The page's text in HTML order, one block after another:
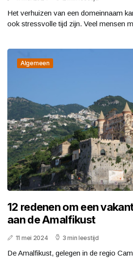
Het verhuizen van een domeinnaam
ook stressvolle tijd zijn. Veel mensen
Algemeen
12 redenen om een
aan de Amalfikust
11 mei 2024 3 min leestijd
De Amalfikust, gelegen in de regio